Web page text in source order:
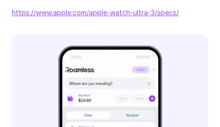
https://www.apple.com/apple-watch-ultra-3/specs/